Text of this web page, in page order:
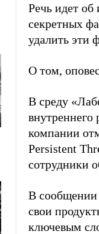
Речь идет
секретных
удалить эти
О том,
В среду
компании
Persistent
сотрудники
В сообщении
свои
ключевым